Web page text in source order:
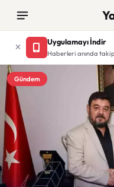
Uygulamayı İndir
Haberleri anında
Gündem